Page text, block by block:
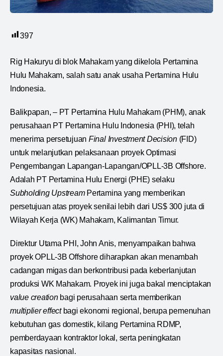
397
Rig Hakuryu di blok Mahakam yang dikelola Pertamina
Hulu Mahakam, salah satu anak usaha Pertamina Hulu
Indonesia.
Balikpapan, – PT Pertamina Hulu Mahakam (PHM), anak
perusahaan PT Pertamina Hulu Indonesia (PHI), telah
menerima persetujuan Final Investment Decision(FID)
untuk melanjutkan pelaksanaan proyek Optimasi
Pengembangan Lapangan-Lapangan/OPLL-3B Offshore.
Adalah PT Pertamina Hulu Energi (PHE) selaku
Subholding UpstreamPertamina yang memberikan
persetujuan atas proyek senilai lebih dari US$ 300 juta di
Wilayah Kerja (WK) Mahakam, Kalimantan Timur.
Direktur Utama PHI, John Anis, menyampaikan bahwa
proyek OPLL-3B Offshore diharapkan akan menambah
cadangan migas dan berkontribusi pada keberlanjutan
produksi WK Mahakam. Proyek ini juga bakal menciptakan
value creationbagi perusahaan serta memberikan
multiplier effectbagi ekonomi regional, berupa pemenuhan
kebutuhan gas domestik, kilang Pertamina RDMP,
pemberdayaan kontraktor lokal, serta peningkatan
kapasitas nasional.